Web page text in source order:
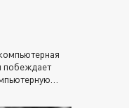
побеждает